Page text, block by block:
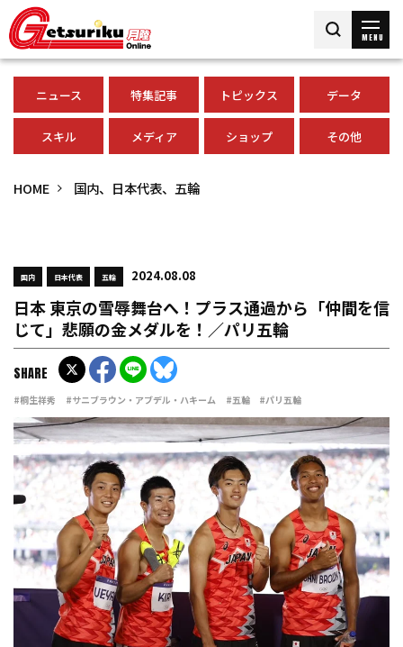
MENU
ニュース 特集記事 トピックス データ
スキル メディア ショップ その他
HOME 国内、日本代表、五輪
国内 日本代表 五輪 2024.08.08
日本 東京の雪辱舞台へ！プラス通過から「仲間を信
じて」悲願の金メダルを！／パリ五輪
#桐生祥秀 #サニブラウン・アブデル・ハキーム #五輪 #パリ五輪
SHARE